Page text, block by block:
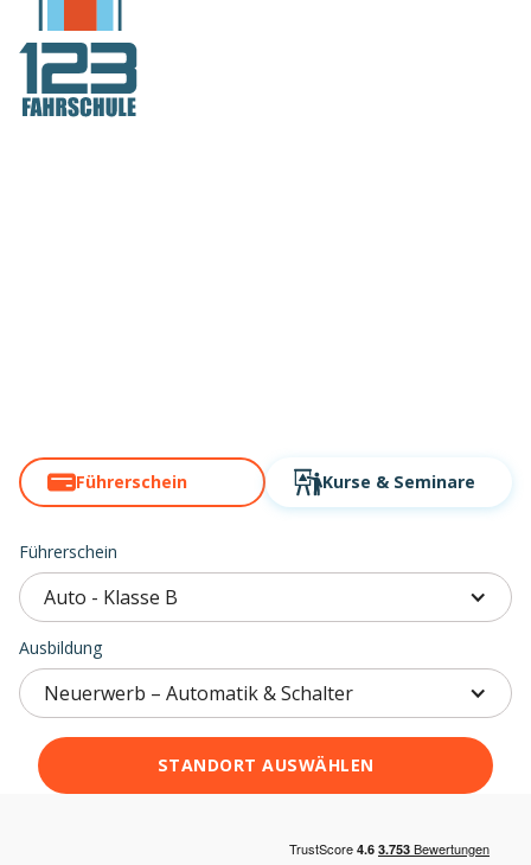
Führerschein Kurse & Seminare
Führerschein
Auto - Klasse B
Ausbildung
Neuerwerb – Automatik & Schalter
STANDORT AUSWÄHLEN